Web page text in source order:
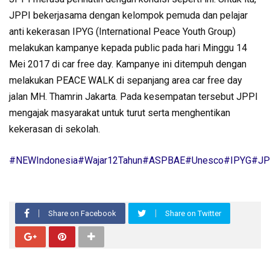
JPPI bekerjasama dengan kelompok pemuda dan pelajar
anti kekerasan IPYG (International Peace Youth Group)
melakukan kampanye kepada public pada hari Minggu 14
Mei 2017 di car free day. Kampanye ini ditempuh dengan
melakukan PEACE WALK di sepanjang area car free day
jalan MH. Thamrin Jakarta. Pada kesempatan tersebut JPPI
mengajak masyarakat untuk turut serta menghentikan
kekerasan di sekolah.
#NEWIndonesia#Wajar12Tahun#ASPBAE#Unesco#IPYG
Share on Facebook Share on Twitter